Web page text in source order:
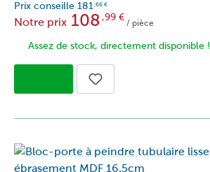
Prix conseille 181 ,66 €
Notre prix 108 ,99€
/ pièce
Assez de stock, directement disponible !